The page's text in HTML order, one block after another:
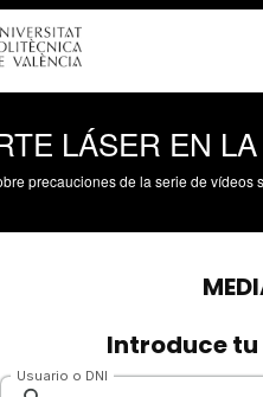
LÁSER EN
precauciones de la serie de vídeos